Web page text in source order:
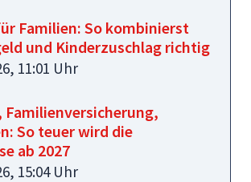
Familien: So kombinierst
und Kinderzuschlag richtig
11:01 Uhr
Familienversicherung,
So teuer wird die
ab 2027
15:04 Uhr